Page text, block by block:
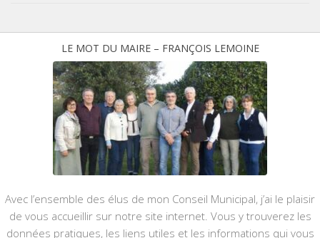
LE MOT DU MAIRE – FRANÇOIS LEMOINE
Avec l’ensemble des élus de mon Conseil Municipal, j’ai le plaisir
de vous accueillir sur notre site internet. Vous y trouverez les
données pratiques, les liens utiles et les informations qui vous